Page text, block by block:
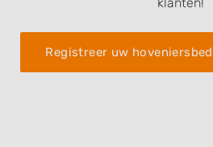
Registreer uw